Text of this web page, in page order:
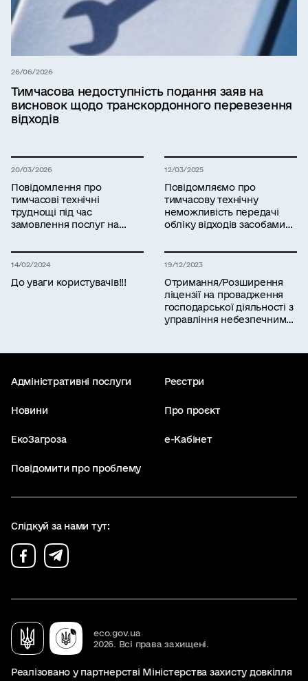
26/06/2026
Тимчасова недоступність подання заяв на
висновок щодо транскордонного перевезення
відходів
20/03/2026
Повідомлення про
тимчасові технічні
труднощі під час
замовлення послуг на
12/03/2025
Повідомляємо про
тимчасову технічну
неможливість передачі
обліку відходів засобами
управління відходами
14/02/2024
До уваги користувачів!!!
19/12/2023
Отримання/Розширення
ліцензії на провадження
господарської діяльності з
управління небезпечними
Адміністративні послуги Реєстри
Новини Про проєкт
ЕкоЗагроза е-Кабінет
Повідомити про проблему
Слідкуй за нами тут:
eco.gov.ua
2026. Всі права захищені.
Реалізовано у партнерстві Міністерства захисту довкілля